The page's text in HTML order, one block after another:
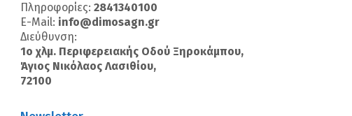
Πληροφορίες: 2841340100
E-Mail: info@dimosagn.gr
Διεύθυνση:
1ο χλμ. Περιφερειακής Οδού Ξηροκάμπου,
Άγιος Νικόλαος Λασιθίου,
72100